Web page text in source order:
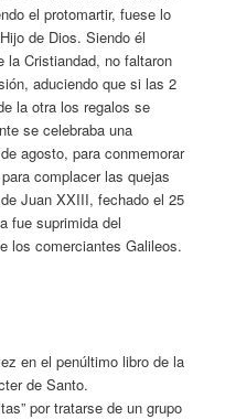
el protomartir, fuese lo
de Dios. Siendo él
la Cristiandad, no faltaron
aduciendo que si las 2
la otra los regalos se
se celebraba una
agosto, para conmemorar
complacer las quejas
Juan XXIII, fechado el 25
fue suprimida del
los comerciantes Galileos.
en el penúltimo libro de la
de Santo.
por tratarse de un grupo